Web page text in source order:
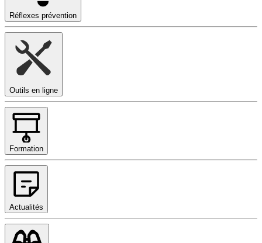
Réflexes prévention
Outils en ligne
Formation
Actualités